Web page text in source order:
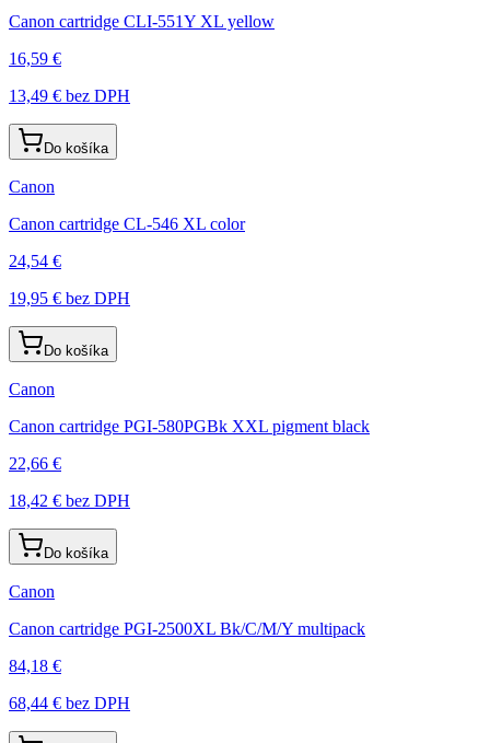
Canon cartridge CLI-551Y XL yellow
16,59 €
13,49 € bez DPH
Do košíka
Canon
Canon cartridge CL-546 XL color
24,54 €
19,95 € bez DPH
Do košíka
Canon
Canon cartridge PGI-580PGBk XXL pigment black
22,66 €
18,42 € bez DPH
Do košíka
Canon
Canon cartridge PGI-2500XL Bk/C/M/Y multipack
84,18 €
68,44 € bez DPH